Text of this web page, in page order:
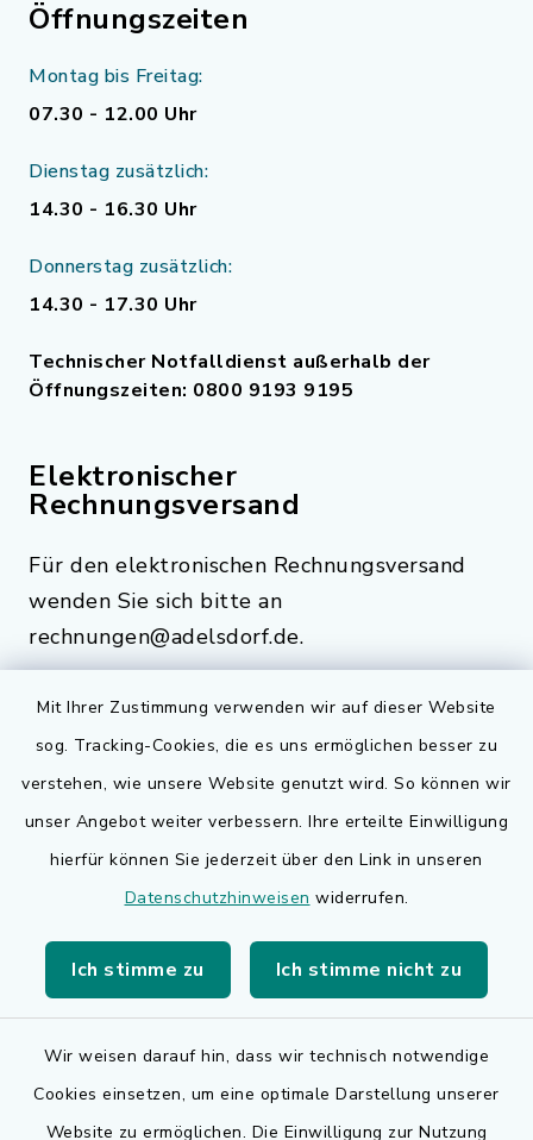
Mit Ihrer Zustimmung verwenden wir auf dieser Website
sog. Tracking-Cookies, die es uns ermöglichen besser zu
verstehen, wie unsere Website genutzt wird. So können wir
unser Angebot weiter verbessern. Ihre erteilte Einwilligung
hierfür können Sie jederzeit über den Link in unseren
Datenschutzhinweisen widerrufen.
Ich stimme zu Ich stimme nicht zu
Wir weisen darauf hin, dass wir technisch notwendige
Cookies einsetzen, um eine optimale Darstellung unserer
Website zu ermöglichen. Die Einwilligung zur Nutzung
Öffnungszeiten
Montag bis Freitag:
07.30 - 12.00 Uhr
Dienstag zusätzlich:
14.30 - 16.30 Uhr
Donnerstag zusätzlich:
14.30 - 17.30 Uhr
Technischer Notfalldienst außerhalb der
Öffnungszeiten: 0800 9193 9195
Elektronischer
Rechnungsversand
Für den elektronischen Rechnungsversand
wenden Sie sich bitte an
rechnungen@adelsdorf.de.
Quicklinks
Bauen in Adelsdorf
BayernPortal
Landkreis Erlangen-Höchstadt